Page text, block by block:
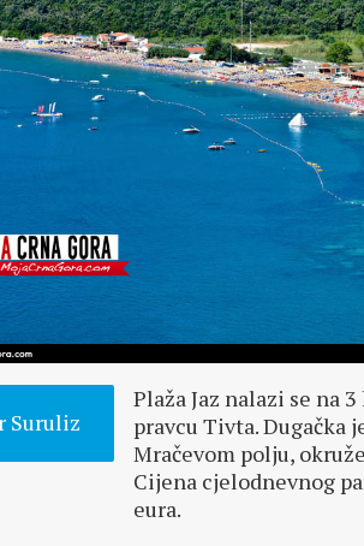
Suruliz
Plaža Jaz nalazi se na
pravcu Tivta. Dugačka
Mračevom polju,
Cijena cjelodnevnog
eura.